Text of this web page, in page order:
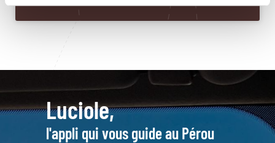
Luciole,
l'appli qui vous guide au Pérou